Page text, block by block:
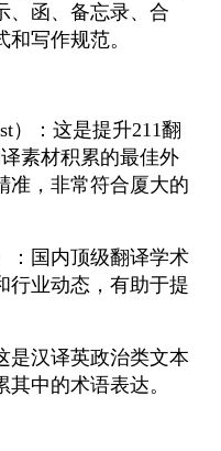
、函、备忘录、合
写作规范。
）：这是提升211翻
素材积累的最佳外
准，非常符合厦大的
：国内顶级翻译学术
行业动态，有助于提
是汉译英政治类文本
中的术语表达。